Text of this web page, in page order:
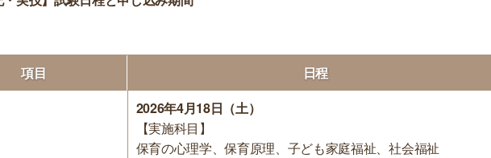
項目 日程
2026年4月18日（土）
【実施科目】
保育の心理学、保育原理、子ども家庭福祉、社会福祉